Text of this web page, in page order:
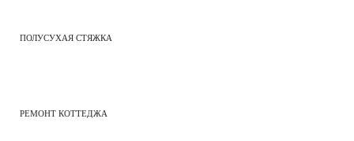
ПОЛУСУХАЯ СТЯЖКА
РЕМОНТ КОТТЕДЖА